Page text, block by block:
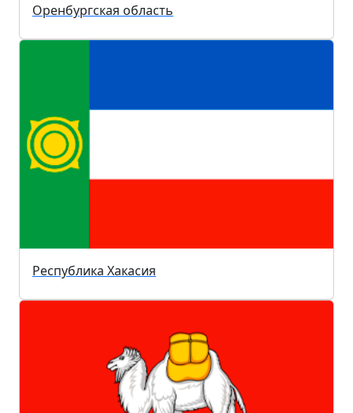
Оренбургская область
Республика Хакасия